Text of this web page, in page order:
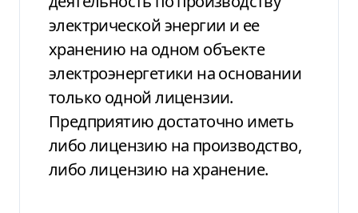
электрической энергии и ее
хранению на одном объекте
электроэнергетики на основании
только одной лицензии.
Предприятию достаточно иметь
либо лицензию на производство,
либо лицензию на хранение.